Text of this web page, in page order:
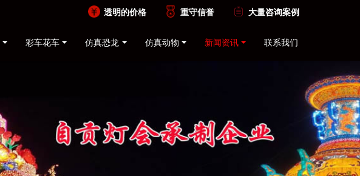
透明的价格 重守信誉 大量咨询案例
彩车花车 仿真恐龙 仿真动物 新闻资讯 联系我们